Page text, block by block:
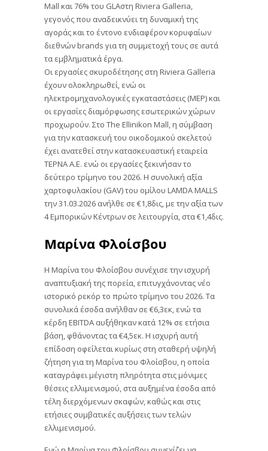
Mall και 76% του GLAστη Riviera Galleria,
γεγονός που αναδεικνύει τη δυναμική της
αγοράς και το έντονο ενδιαφέρον κορυφαίων
διεθνών brands για τη συμμετοχή τους σε αυτά
τα εμβληματικά έργα.
Οι εργασίες σκυροδέτησης στη Riviera Galleria
έχουν ολοκληρωθεί, ενώ οι
ηλεκτρομηχανολογικές εγκαταστάσεις (MEP) και
οι εργασίες διαμόρφωσης εσωτερικών χώρων
προχωρούν. Στο The Ellinikon Mall, η σύμβαση
για την κατασκευή του οικοδομικού σκελετού
έχει ανατεθεί στην κατασκευαστική εταιρεία
ΤΕΡΝΑ Α.Ε. ενώ οι εργασίες ξεκινήσαν το
δεύτερο τρίμηνο του 2026. Η συνολική αξία
χαρτοφυλακίου (GAV) του ομίλου LAMDA MALLS
την 31.03.2026 ανήλθε σε €1,8δις, με την αξία των
4 Εμπορικών Κέντρων σε λειτουργία, στα €1,4δις.
Μαρίνα Φλοίσβου
Η Μαρίνα του Φλοίσβου συνέχισε την ισχυρή
αναπτυξιακή της πορεία, επιτυγχάνοντας νέο
ιστορικό ρεκόρ το πρώτο τρίμηνο του 2026. Τα
συνολικά έσοδα ανήλθαν σε €6,3εκ, ενώ τα
κέρδη EBITDA αυξήθηκαν κατά 12% σε ετήσια
βάση, φθάνοντας τα €4,5εκ. Η ισχυρή αυτή
επίδοση οφείλεται κυρίως στη σταθερή υψηλή
ζήτηση για τη Μαρίνα του Φλοίσβου, η οποία
καταγράφει μέγιστη πληρότητα στις μόνιμες
θέσεις ελλιμενισμού, στα αυξημένα έσοδα από
τέλη διερχόμενων σκαφών, καθώς και στις
ετήσιες συμβατικές αυξήσεις των τελών
ελλιμενισμού.